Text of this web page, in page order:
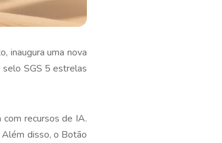
inaugura uma nova
selo SGS 5 estrelas
recursos de IA.
disso, o Botão